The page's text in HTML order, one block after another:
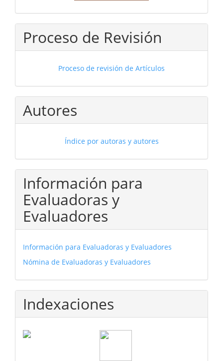
Proceso de Revisión
Proceso de revisión de Artículos
Autores
Índice por autoras y autores
Información para
Evaluadoras y
Evaluadores
Información para Evaluadoras y Evaluadores
Nómina de Evaluadoras y Evaluadores
Indexaciones